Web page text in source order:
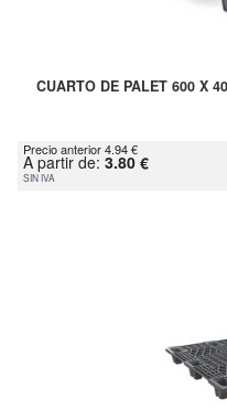
CUARTO DE PALET 600 X
Precio anterior 4.94 €
A partir de: 3.80 €
SIN IVA